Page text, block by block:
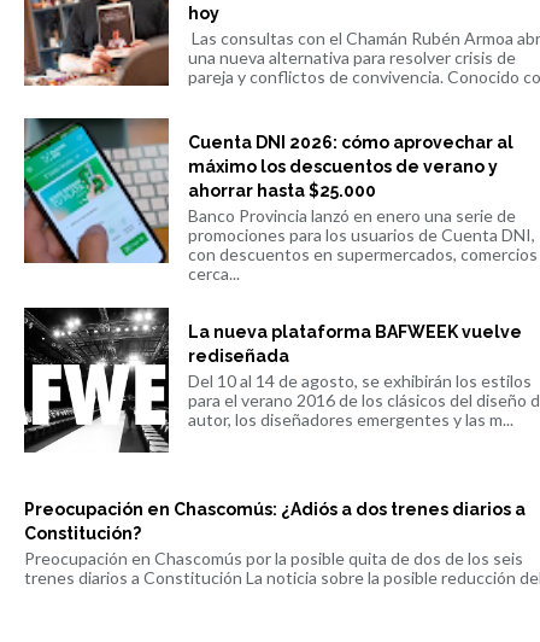
hoy
Las consultas con el Chamán Rubén Armoa
una nueva alternativa para resolver crisis de
pareja y conflictos de convivencia. Conocido
Cuenta DNI 2026: cómo aprovechar al
máximo los descuentos de verano y
ahorrar hasta $25.000
Banco Provincia lanzó en enero una serie de
promociones para los usuarios de Cuenta DNI,
con descuentos en supermercados,
cerca...
La nueva plataforma BAFWEEK vuelve
rediseñada
Del 10 al 14 de agosto, se exhibirán los estilos
para el verano 2016 de los clásicos del diseño
autor, los diseñadores emergentes y las m...
Preocupación en Chascomús: ¿Adiós a dos trenes diarios a
Constitución?
Preocupación en Chascomús por la posible quita de dos de los seis
trenes diarios a Constitución La noticia sobre la posible reducción